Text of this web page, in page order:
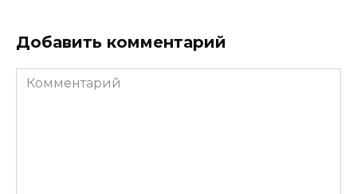
Добавить комментарий
Комментарий